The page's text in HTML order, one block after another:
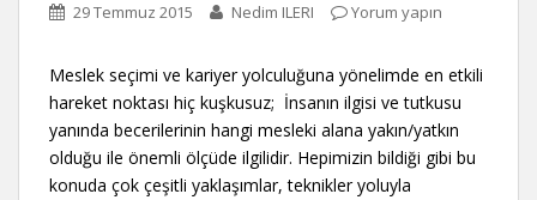
29 Temmuz 2015 Nedim ILERI Yorum yapın
Meslek seçimi ve kariyer yolculuğuna yönelimde en etkili
hareket noktası hiç kuşkusuz; İnsanın ilgisi ve tutkusu
yanında becerilerinin hangi mesleki alana yakın/yatkın
olduğu ile önemli ölçüde ilgilidir. Hepimizin bildiği gibi bu
konuda çok çeşitli yaklaşımlar, teknikler yoluyla